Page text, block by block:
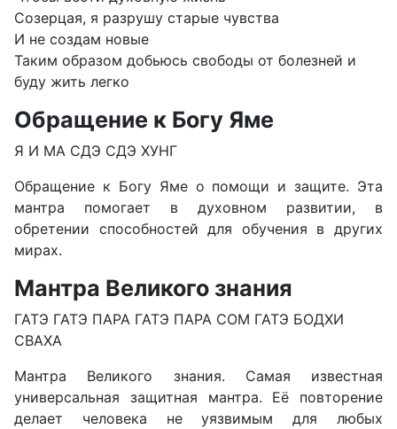
Созерцая, я разрушу старые чувства
И не создам новые
Таким образом добьюсь свободы от болезней и
буду жить легко
Обращение к Богу Яме
Я И МА СДЭ СДЭ ХУНГ
Обращение к Богу Яме о помощи и защите. Эта
мантра помогает в духовном развитии, в
обретении способностей для обучения в других
мирах.
Мантра Великого знания
ГАТЭ ГАТЭ ПАРА ГАТЭ ПАРА СОМ ГАТЭ БОДХИ
СВАХА
Мантра Великого знания. Самая известная
универсальная защитная мантра. Её повторение
делает человека не уязвимым для любых